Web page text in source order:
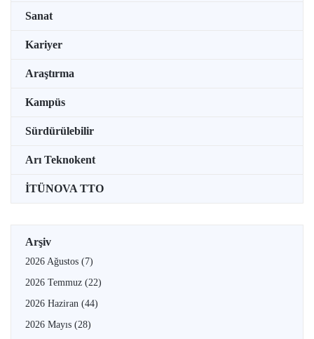
Sanat
Kariyer
Araştırma
Kampüs
Sürdürülebilir
Arı Teknokent
İTÜNOVA TTO
Arşiv
2026 Ağustos (7)
2026 Temmuz (22)
2026 Haziran (44)
2026 Mayıs (28)